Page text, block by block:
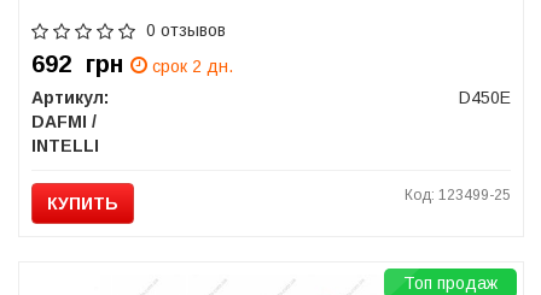
0 отзывов
692 грн
срок 2 дн.
Артикул:
D450E
DAFMI /
INTELLI
КУПИТЬ Код: 123499-25
Топ продаж